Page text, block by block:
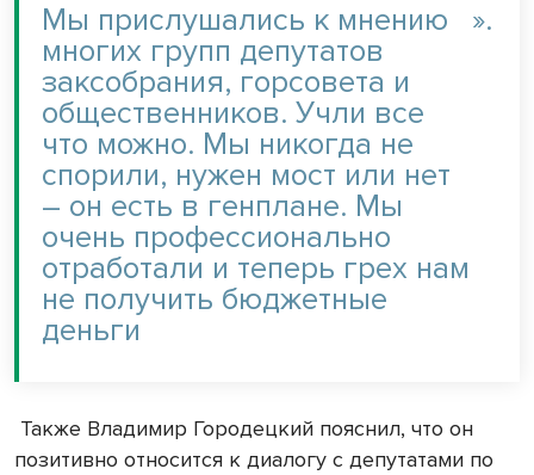
Мы прислушались к мнению
многих групп депутатов
заксобрания, горсовета и
общественников. Учли все
что можно. Мы никогда не
спорили, нужен мост или нет
– он есть в генплане. Мы
очень профессионально
отработали и теперь грех нам
не получить бюджетные
деньги
».
Также Владимир Городецкий пояснил, что он
позитивно относится к диалогу с депутатами по